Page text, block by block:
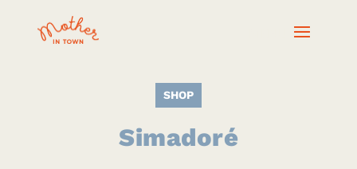
SHOP
Simadoré